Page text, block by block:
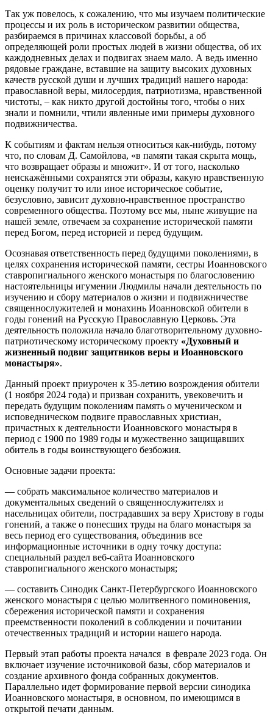
Так уж повелось, к сожалению, что мы изучаем политические
процессы и их роль в историческом развитии общества,
разбираемся в причинах классовой борьбы, а об
определяющей роли простых людей в жизни общества, об их
каждодневных делах и подвигах знаем мало. А ведь именно
рядовые граждане, вставшие на защиту высоких духовных
качеств русской души и лучших традиций нашего народа:
православной веры, милосердия, патриотизма, нравственной
чистоты, – как никто другой достойны того, чтобы о них
знали и помнили, чтили явленные ими примеры духовного
подвижничества.
К событиям и фактам нельзя относиться как-нибудь, потому
что, по словам Д. Самойлова, «в памяти такая скрыта мощь,
что возвращает образы и множит». И от того, насколько
неискажёнными сохранятся эти образы, какую нравственную
оценку получит то или иное историческое событие,
безусловно, зависит духовно-нравственное пространство
современного общества. Поэтому все мы, ныне живущие на
нашей земле, отвечаем за сохранение исторической памяти
перед Богом, перед историей и перед будущим.
Осознавая ответственность перед будущими поколениями, в
целях сохранения исторической памяти, сестры Иоанновского
ставропигиального женского монастыря по благословению
настоятельницы игумении Людмилы начали деятельность по
изучению и сбору материалов о жизни и подвижничестве
священнослужителей и монахинь Иоанновской обители в
годы гонений на Русскую Православную Церковь. Эта
деятельность положила начало благотворительному духовно-
патриотическому историческому проекту «Духовный и
жизненный подвиг защитников веры и Иоанновского
монастыря».
Данный проект приурочен к 35-летию возрождения обители
(1 ноября 2024 года) и призван сохранить, увековечить и
передать будущим поколениям память о мученическом и
исповедническом подвиге православных христиан,
причастных к деятельности Иоанновского монастыря в
период с 1900 по 1989 годы и мужественно защищавших
обитель в годы воинствующего безбожия.
Основные задачи проекта:
— собрать максимальное количество материалов и
документальных сведений о священнослужителях и
насельницах обители, пострадавших за веру Христову в годы
гонений, а также о понесших труды на благо монастыря за
весь период его существования, объединив все
информационные источники в одну точку доступа:
специальный раздел веб-сайта Иоанновского
ставропигиального женского монастыря;
— составить Синодик Санкт-Петербургского Иоанновского
женского монастыря с целью молитвенного поминовения,
сбережения исторической памяти и сохранения
преемственности поколений в соблюдении и почитании
отечественных традиций и истории нашего народа.
Первый этап работы проекта начался в феврале 2023 года. Он
включает изучение источниковой базы, сбор материалов и
создание архивного фонда собранных документов.
Параллельно идет формирование первой версии синодика
Иоанновского монастыря, в основном, по имеющимся в
открытой печати данным.